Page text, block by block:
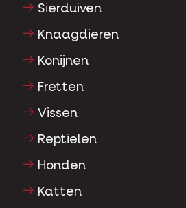
Sierduiven
Knaagdieren
Konijnen
Fretten
Vissen
Reptielen
Honden
Katten